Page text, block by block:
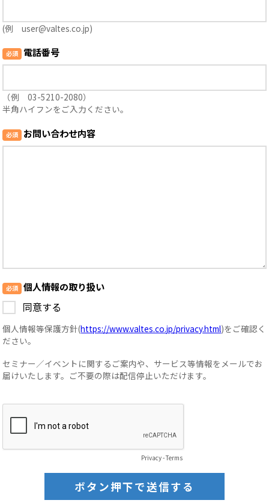
(例 user@valtes.co.jp)
電話番号
（例 03-5210-2080）
半角ハイフンをご入力ください。
お問い合わせ内容
個人情報の取り扱い
同意する
個人情報等保護方針(https://www.valtes.co.jp/privacy.html)をご確認く
ださい。
セミナー／イベントに関するご案内や、サービス等情報をメールでお
届けいたします。ご不要の際は配信停止いただけます。
Privacy-Terms